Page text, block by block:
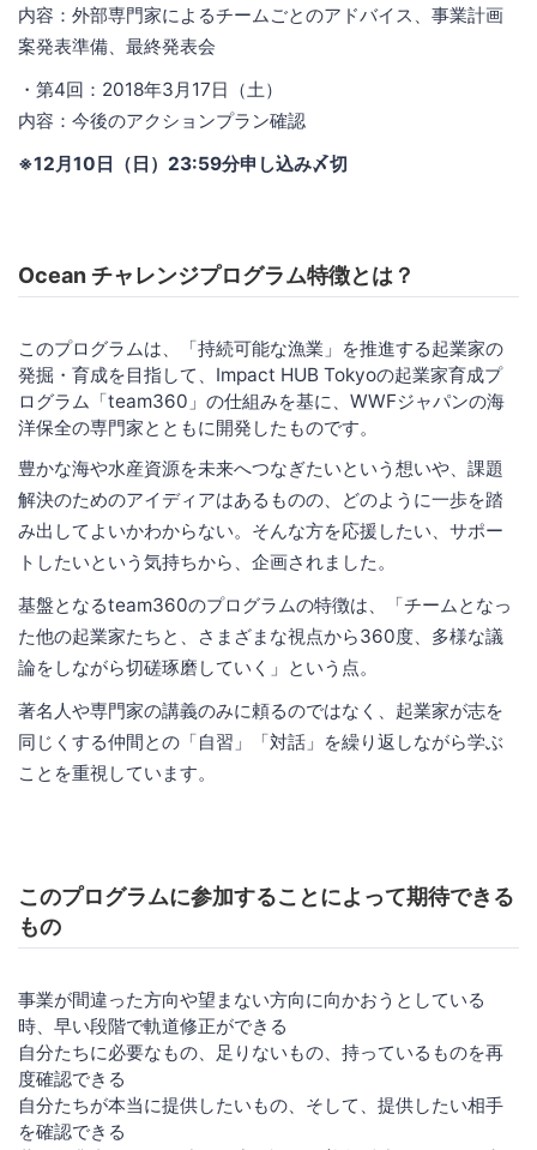
内容：外部専門家によるチームごとのアドバイス、事業計画
案発表準備、最終発表会
・第4回：2018年3月17日（土）
内容：今後のアクションプラン確認
※12月10日（日）23:59分申し込み〆切
Ocean チャレンジプログラム特徴とは？
このプログラムは、「持続可能な漁業」を推進する起業家の
発掘・育成を目指して、Impact HUB Tokyoの起業家育成プ
ログラム「team360」の仕組みを基に、WWFジャパンの海
洋保全の専門家とともに開発したものです。
豊かな海や水産資源を未来へつなぎたいという想いや、課題
解決のためのアイディアはあるものの、どのように一歩を踏
み出してよいかわからない。そんな方を応援したい、サポー
トしたいという気持ちから、企画されました。
基盤となるteam360のプログラムの特徴は、「チームとなっ
た他の起業家たちと、さまざまな視点から360度、多様な議
論をしながら切磋琢磨していく」という点。
著名人や専門家の講義のみに頼るのではなく、起業家が志を
同じくする仲間との「自習」「対話」を繰り返しながら学ぶ
ことを重視しています。
このプログラムに参加することによって期待できる
もの
​事業が間違った方向や望まない方向に向かおうとしている
時、早い段階で軌道修正ができる
自分たちに必要なもの、足りないもの、持っているものを再
度確認できる
自分たちが本当に提供したいもの、そして、提供したい相手
を確認できる